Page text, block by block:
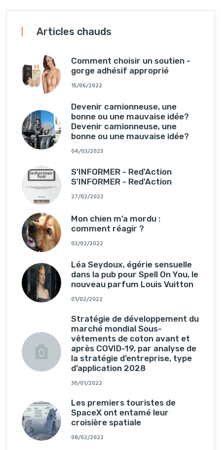
Articles chauds
Comment choisir un soutien -
gorge adhésif approprié
15/06/2022
Devenir camionneuse, une
bonne ou une mauvaise idée?
Devenir camionneuse, une
bonne ou une mauvaise idée?
04/03/2023
S'INFORMER - Red'Action
S'INFORMER - Red'Action
27/02/2022
Mon chien m’a mordu :
comment réagir ?
03/02/2022
Léa Seydoux, égérie sensuelle
dans la pub pour Spell On You, le
nouveau parfum Louis Vuitton
01/02/2022
Stratégie de développement du
marché mondial Sous-
vêtements de coton avant et
après COVID-19, par analyse de
la stratégie d’entreprise, type
d’application 2028
30/01/2022
Les premiers touristes de
SpaceX ont entamé leur
croisière spatiale
08/02/2022